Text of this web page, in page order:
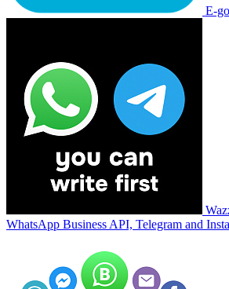
E-
WhatsApp Business API, Telegram and